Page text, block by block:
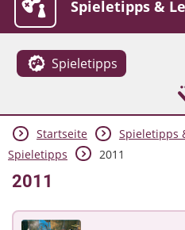
Familie &
Spieletipps &
Spieletipps
Die Jüngsten
Lexikon
Aktuelles
Startseite
Spieletipps
Spieletipps
2011
2011